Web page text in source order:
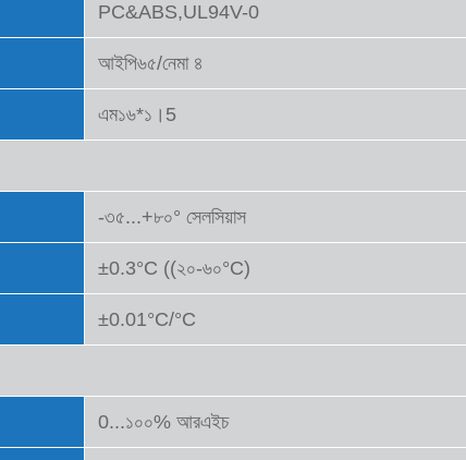
PC&ABS,UL94V-0
আইপি৬৫/নেমা ৪
এম১৬*১।5
-৩৫...+৮০° সেলসিয়াস
±0.3°C ((২০-৬০°C)
±0.01°C/°C
0...১০০% আরএইচ